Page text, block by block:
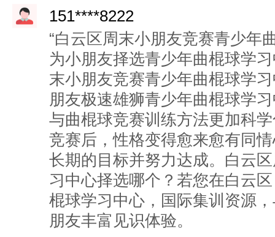
151****8222
“白云区周末小朋友竞赛青少年
为小朋友择选青少年曲棍球学
末小朋友竞赛青少年曲棍球学
朋友极速雄狮青少年曲棍球学
与曲棍球竞赛训练方法更加科
竞赛后，性格变得愈来愈有同
长期的目标并努力达成。白云
习中心择选哪个？若您在白云
棍球学习中心，国际集训资源
朋友丰富见识体验。